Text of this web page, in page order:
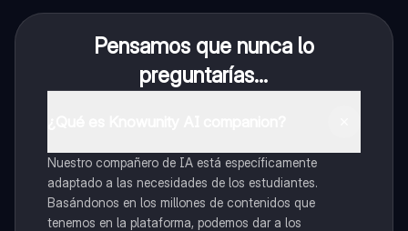
Pensamos que nunca lo
preguntarías...
Nuestro compañero de IA está específicamente
adaptado a las necesidades de los estudiantes.
Basándonos en los millones de contenidos que
tenemos en la plataforma, podemos dar a los